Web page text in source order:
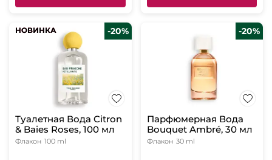
НОВИНКА
НОВИНКА -20%
Туалетная Вода Citron
& Baies Roses, 100 мл
Флакон 100 ml
-20%
Парфюмерная Вода
Bouquet Ambré, 30 мл
Флакон 30 ml